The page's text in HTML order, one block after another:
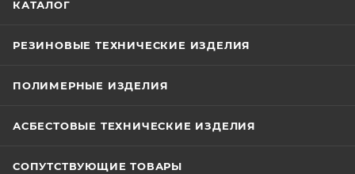
КАТАЛОГ
РЕЗИНОВЫЕ ТЕХНИЧЕСКИЕ ИЗДЕЛИЯ
ПОЛИМЕРНЫЕ ИЗДЕЛИЯ
АСБЕСТОВЫЕ ТЕХНИЧЕСКИЕ ИЗДЕЛИЯ
СОПУТСТВУЮЩИЕ ТОВАРЫ